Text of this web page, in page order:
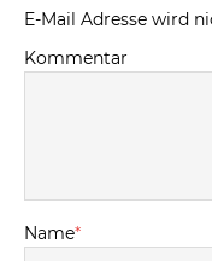
E-Mail Adresse wird
Kommentar
Name*